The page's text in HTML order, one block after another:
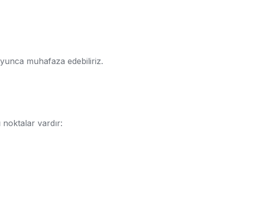
muhafaza edebiliriz.
vardır: